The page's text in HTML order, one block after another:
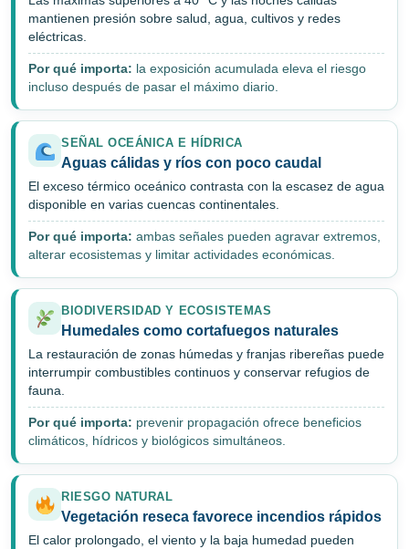
mantienen presión sobre salud, agua, cultivos y redes
eléctricas.
Por qué importa: la exposición acumulada eleva el riesgo
incluso después de pasar el máximo diario.
SEÑAL OCEÁNICA E HÍDRICA
Aguas cálidas y ríos con poco caudal
El exceso térmico oceánico contrasta con la escasez de agua
disponible en varias cuencas continentales.
Por qué importa: ambas señales pueden agravar extremos,
alterar ecosistemas y limitar actividades económicas.
BIODIVERSIDAD Y ECOSISTEMAS
Humedales como cortafuegos naturales
La restauración de zonas húmedas y franjas ribereñas puede
interrumpir combustibles continuos y conservar refugios de
fauna.
Por qué importa: prevenir propagación ofrece beneficios
climáticos, hídricos y biológicos simultáneos.
RIESGO NATURAL
Vegetación reseca favorece incendios rápidos
El calor prolongado, el viento y la baja humedad pueden